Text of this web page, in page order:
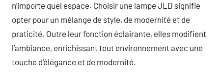
n’importe quel espace. Choisir une lampe JLD signifie
opter pour un mélange de style, de modernité et de
praticité. Outre leur fonction éclairante, elles modifient
l’ambiance, enrichissant tout environnement avec une
touche d’élégance et de modernité.